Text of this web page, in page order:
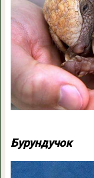
Бурундучок